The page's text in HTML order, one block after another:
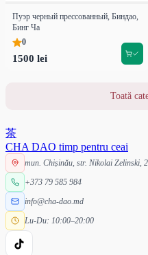
Пуэр черный прессованный, Биндао,
Бинг Ча
0
1500 lei
Toată
茶
CHA DAO timp pentru ceai
mun. Chișinău, str. Nikolai Zelinski,
+373 79 585 984
info@cha-dao.md
Lu-Du: 10:00–20:00